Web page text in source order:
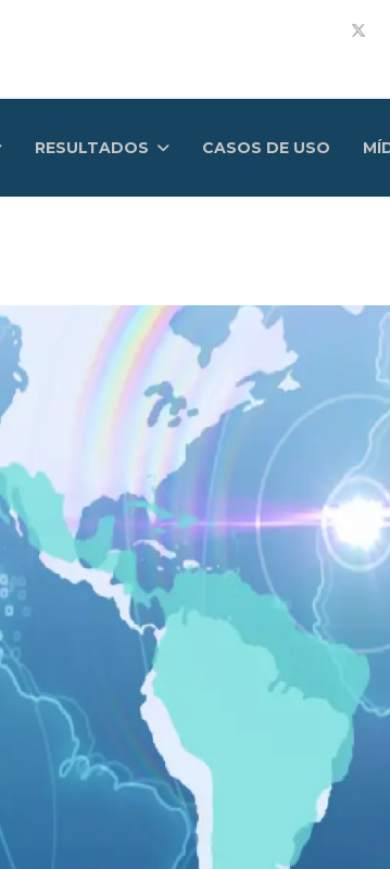
RESULTADOS CASOS DE USO